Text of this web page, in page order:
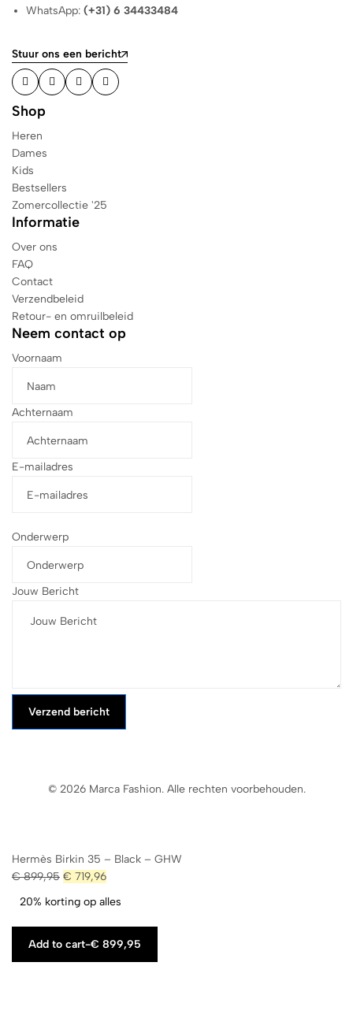
WhatsApp:(+31) 6 34433484
Stuur ons een bericht
Shop
Heren
Dames
Kids
Bestsellers
Zomercollectie '25
Informatie
Over ons
FAQ
Contact
Verzendbeleid
Retour- en omruilbeleid
Neem contact op
Voornaam
Achternaam
E-mailadres
Onderwerp
Jouw Bericht
Verzend bericht
© 2026 Marca Fashion. Alle rechten voorbehouden.
Hermès Birkin 35 – Black – GHW
€899,95 € 719,96
20% korting op alles
Add to cart-€ 899,95